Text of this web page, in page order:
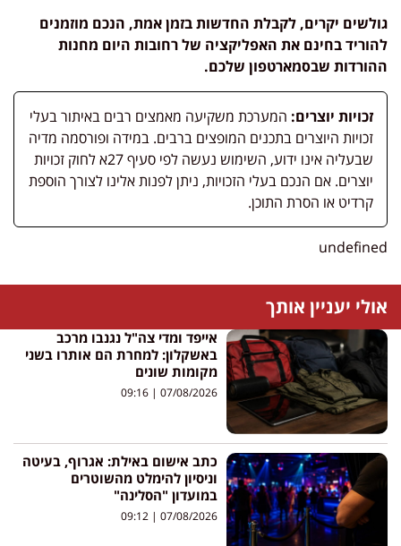
גולשים יקרים, לקבלת החדשות בזמן אמת, הנכם מוזמנים
להוריד בחינם את האפליקציה של רחובות היום מחנות
ההורדות שבסמארטפון שלכם.
זכויות יוצרים: המערכת משקיעה מאמצים רבים באיתור בעלי
זכויות היוצרים בתכנים המופצים ברבים. במידה ופורסמה מדיה
שבעליה אינו ידוע, השימוש נעשה לפי סעיף 27א לחוק זכויות
יוצרים. אם הנכם בעלי הזכויות, ניתן לפנות אלינו לצורך הוספת
קרדיט או הסרת התוכן.
undefined
אולי יעניין אותך
אייפד ומדי צה"ל נגנבו מרכב
באשקלון: למחרת הם אותרו בשני
מקומות שונים
07/08/2026
כתב אישום באילת: אגרוף, בעיטה
וניסיון להימלט מהשוטרים
במועדון "הסלינה"
07/08/2026